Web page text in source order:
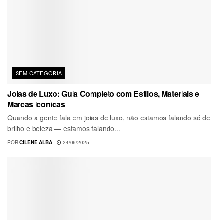
SEM CATEGORIA
Joias de Luxo: Guia Completo com Estilos, Materiais e
Marcas Icônicas
Quando a gente fala em joias de luxo, não estamos falando só de
brilho e beleza — estamos falando...
POR CILENE ALBA 24/06/2025